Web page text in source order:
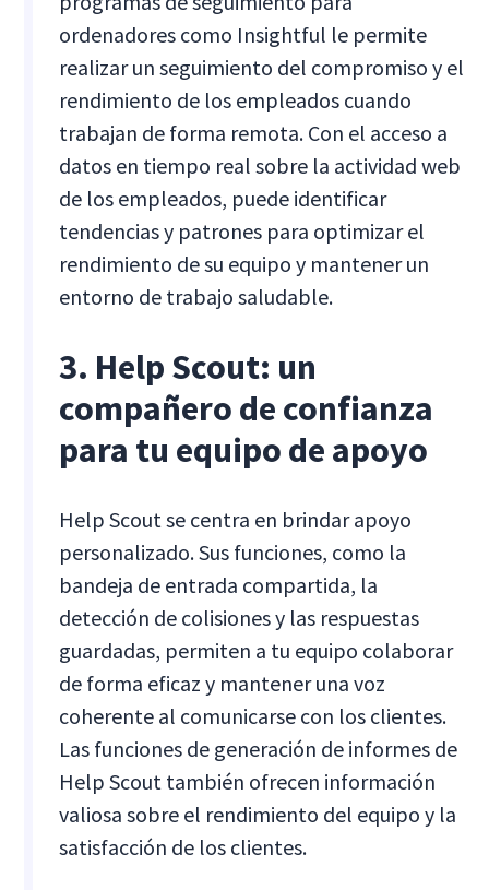
ordenadores como Insightful le permite
realizar un seguimiento del compromiso y el
rendimiento de los empleados cuando
trabajan de forma remota. Con el acceso a
datos en tiempo real sobre la actividad web
de los empleados, puede identificar
tendencias y patrones para optimizar el
rendimiento de su equipo y mantener un
entorno de trabajo saludable.
3. Help Scout: un
compañero de confianza
para tu equipo de apoyo
Help Scout se centra en brindar apoyo
personalizado. Sus funciones, como la
bandeja de entrada compartida, la
detección de colisiones y las respuestas
guardadas, permiten a tu equipo colaborar
de forma eficaz y mantener una voz
coherente al comunicarse con los clientes.
Las funciones de generación de informes de
Help Scout también ofrecen información
valiosa sobre el rendimiento del equipo y la
satisfacción de los clientes.